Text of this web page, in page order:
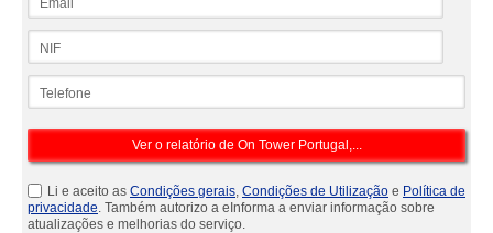
Li e aceito as Condições gerais, Condições de Utilização e Política de
privacidade. Também autorizo a eInforma a enviar informação sobre
atualizações e melhorias do serviço.